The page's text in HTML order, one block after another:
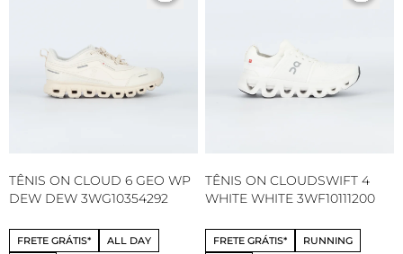
TÊNIS ON CLOUD 6 GEO WP
DEW DEW 3WG10354292
FRETE GRÁTIS*
ALL DAY
TÊNIS ON CLOUDSWIFT 4
WHITE WHITE 3WF10111200
FRETE GRÁTIS*
RUNNING